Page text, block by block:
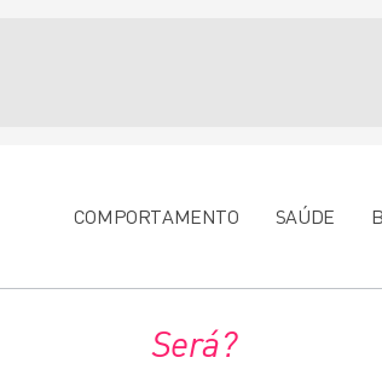
COMPORTAMENTO SAÚDE
Será?